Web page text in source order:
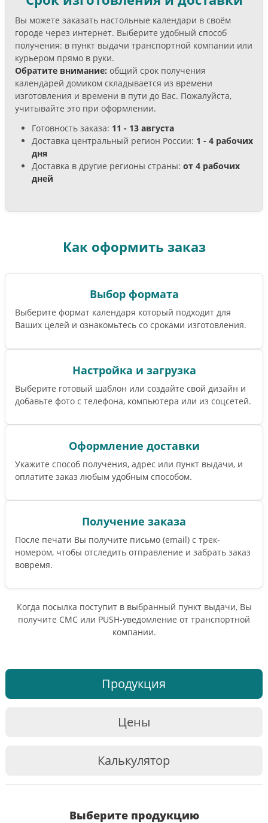
Вы можете заказать настольные календари в своём
городе через интернет. Выберите удобный способ
получения: в пункт выдачи транспортной компании или
курьером прямо в руки.
Обратите внимание: общий срок получения
календарей домиком складывается из времени
изготовления и времени в пути до Вас. Пожалуйста,
учитывайте это при оформлении.
Готовность заказа: 11 - 13 августа
Доставка центральный регион России: 1 - 4 рабочих
дня
Доставка в другие регионы страны: от 4 рабочих
дней
Как оформить заказ
Выбор формата
Выберите формат календаря который подходит для
Ваших целей и ознакомьтесь со сроками изготовления.
Настройка и загрузка
Выберите готовый шаблон или создайте свой дизайн и
добавьте фото с телефона, компьютера или из соцсетей.
Оформление доставки
Укажите способ получения, адрес или пункт выдачи, и
оплатите заказ любым удобным способом.
Получение заказа
После печати Вы получите письмо (email) c трек-
номером, чтобы отследить отправление и забрать заказ
вовремя.
Когда посылка поступит в выбранный пункт выдачи, Вы
получите СМС или PUSH-уведомление от транспортной
компании.
Продукция
Цены
Калькулятор
Выберите продукцию